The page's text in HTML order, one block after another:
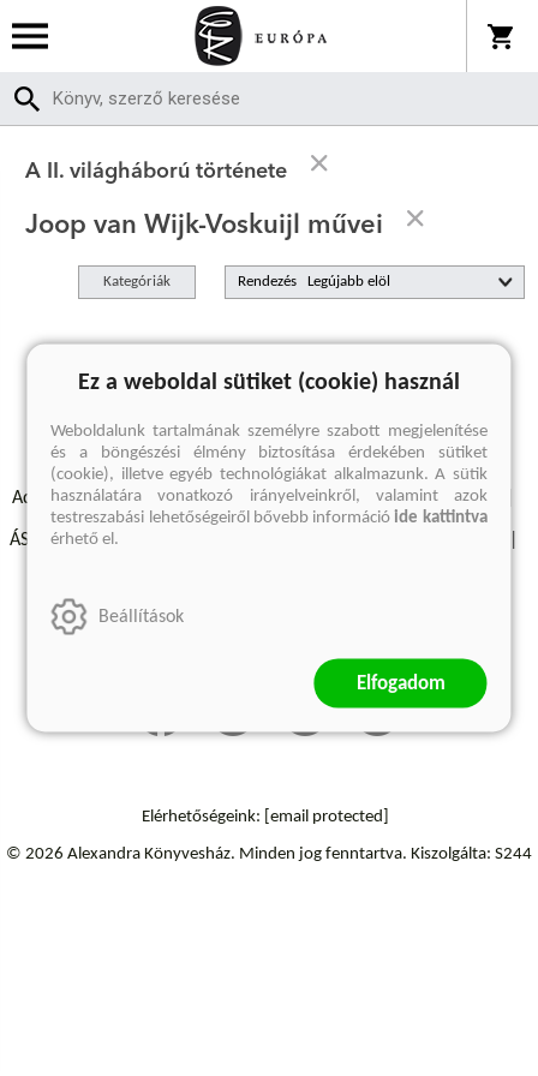
A II. világháború története
Joop van Wijk-Voskuijl művei
Kategóriák Rendezés
A keresett kifejezésre nincs találat
Adatvédelmi szabályzatok Elállási felmondási nyilatkozat
ÁSZF - Vásárlási feltételek
Szállítási információk
Elérhetőségeink: [email protected]
© 2026 Alexandra Könyvesház. Minden jog fenntartva. Kiszolgálta: S244
Ez a weboldal sütiket (cookie) használ
Weboldalunk tartalmának személyre szabott megjelenítése
és a böngészési élmény biztosítása érdekében sütiket
(cookie), illetve egyéb technológiákat alkalmazunk. A sütik
használatára vonatkozó irányelveinkről, valamint azok
testreszabási lehetőségeiről bővebb információide kattintva
érhető el.
Beállítások
Elfogadom